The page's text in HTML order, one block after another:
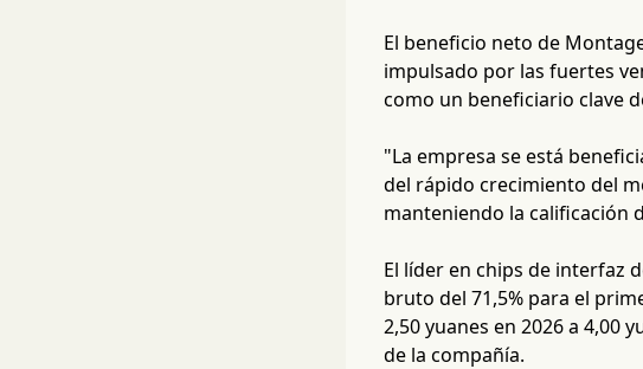
El beneficio neto de
impulsado por las fuertes
como un beneficiario clave
"La empresa se está
del rápido crecimiento del
manteniendo la calificación
El líder en chips de interfaz
bruto del 71,5% para el
2,50 yuanes en 2026 a 4,00
de la compañía.